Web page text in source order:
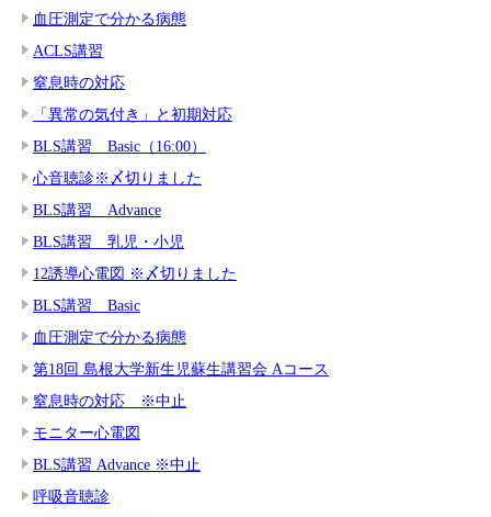
血圧測定で分かる病態
ACLS講習
窒息時の対応
「異常の気付き」と初期対応
BLS講習 Basic（16:00）
心音聴診※〆切りました
BLS講習 Advance
BLS講習 乳児・小児
12誘導心電図 ※〆切りました
BLS講習 Basic
血圧測定で分かる病態
第18回 島根大学新生児蘇生講習会 Aコース
窒息時の対応 ※中止
モニター心電図
BLS講習 Advance ※中止
呼吸音聴診